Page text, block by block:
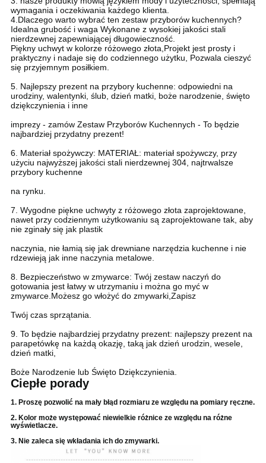
wymagania i oczekiwania każdego klienta.
4.Dlaczego warto wybrać ten zestaw przyborów kuchennych?
Idealna grubość i waga Wykonane z wysokiej jakości stali
nierdzewnej zapewniającej długowieczność.
Piękny uchwyt w kolorze różowego złota,Projekt jest prosty i
praktyczny i nadaje się do codziennego użytku, Pozwala cieszyć
się przyjemnym posiłkiem.
5. Najlepszy prezent na przybory kuchenne: odpowiedni na
urodziny, walentynki, ślub, dzień matki, boże narodzenie, święto
dziękczynienia i inne
imprezy - zamów Zestaw Przyborów Kuchennych - To będzie
najbardziej przydatny prezent!
6. Materiał spożywczy: MATERIAŁ: materiał spożywczy, przy
użyciu najwyższej jakości stali nierdzewnej 304, najtrwalsze
przybory kuchenne
na rynku.
7. Wygodne piękne uchwyty z różowego złota zaprojektowane,
nawet przy codziennym użytkowaniu są zaprojektowane tak, aby
nie zginały się jak plastik
naczynia, nie łamią się jak drewniane narzędzia kuchenne i nie
rdzewieją jak inne naczynia metalowe.
8. Bezpieczeństwo w zmywarce: Twój zestaw naczyń do
gotowania jest łatwy w utrzymaniu i można go myć w
zmywarce.Możesz go włożyć do zmywarki,Zapisz
Twój czas sprzątania.
9. To będzie najbardziej przydatny prezent: najlepszy prezent na
parapetówkę na każdą okazję, taką jak dzień urodzin, wesele,
dzień matki,
Boże Narodzenie lub Święto Dziękczynienia.
Ciepłe porady
1. Proszę pozwolić na mały błąd rozmiaru ze względu na pomiary ręczne.
2. Kolor może występować niewielkie różnice ze względu na różne
wyświetlacze.
3. Nie zaleca się wkładania ich do zmywarki.